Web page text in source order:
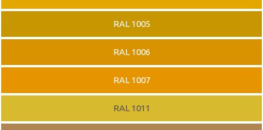
RAL 1005
RAL 1006
RAL 1007
RAL 1011